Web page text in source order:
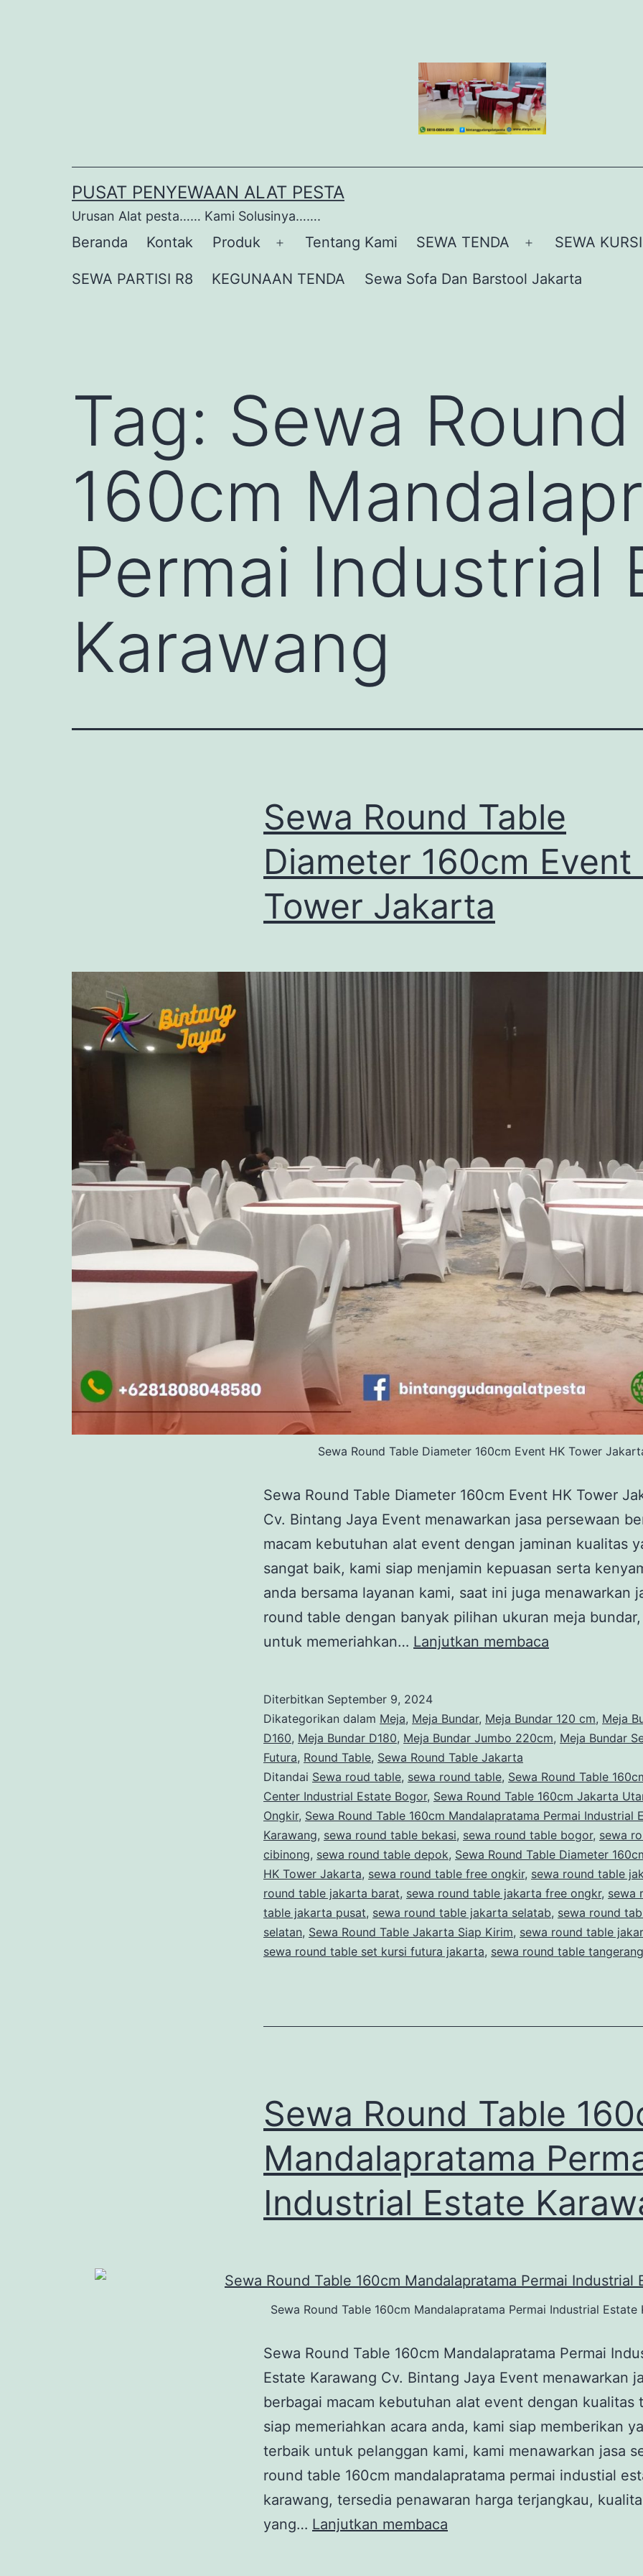
PUSAT PENYEWAAN ALAT PESTA
Urusan Alat pesta…… Kami Solusinya…….
Beranda Kontak Produk
Buka
menu
Tentang Kami SEWA TENDA
Buka
menu
SEWA KURSI
SEWA PARTISI R8 KEGUNAAN TENDA Sewa Sofa Dan Barstool Jakarta
Tag: Sewa
160cm
Permai Industrial
Karawang
Sewa Round Table
Diameter 160cm Event
Tower Jakarta
Sewa Round Table Diameter 160cm Event HK Tower
Sewa Round Table Diameter 160cm Event HK Tower
Cv. Bintang Jaya Event menawarkan jasa persewaan
macam kebutuhan alat event dengan jaminan kualitas
sangat baik, kami siap menjamin kepuasan serta
anda bersama layanan kami, saat ini juga menawarkan
round table dengan banyak pilihan ukuran meja
untuk memeriahkan… Lanjutkan membaca
Diameter
160cm
HK
Tower
Jakarta
Diterbitkan September 9, 2024
Dikategorikan dalam Meja, Meja Bundar, Meja Bundar 120 cm, Meja
D160, Meja Bundar D180, Meja Bundar Jumbo 220cm, Meja Bundar
Futura, Round Table, Sewa Round Table Jakarta
Ditandai Sewa roud table, sewa round table, Sewa Round Table
Center Industrial Estate Bogor, Sewa Round Table 160cm Jakarta
Ongkir, Sewa Round Table 160cm Mandalapratama Permai Industrial
Karawang, sewa round table bekasi, sewa round table bogor, sewa
cibinong, sewa round table depok, Sewa Round Table Diameter
HK Tower Jakarta, sewa round table free ongkir, sewa round table
round table jakarta barat, sewa round table jakarta free ongkr, sewa
table jakarta pusat, sewa round table jakarta selatab, sewa round
selatan, Sewa Round Table Jakarta Siap Kirim, sewa round table
sewa round table set kursi futura jakarta, sewa round table tangerang
Sewa Round Table
Mandalapratama
Industrial Estate
Sewa Round Table 160cm Mandalapratama Permai Industrial Estate
Sewa Round Table 160cm Mandalapratama Permai
Estate Karawang Cv. Bintang Jaya Event menawarkan
berbagai macam kebutuhan alat event dengan kualitas
siap memeriahkan acara anda, kami siap memberikan
terbaik untuk pelanggan kami, kami menawarkan jasa
round table 160cm mandalapratama permai industial
karawang, tersedia penawaran harga terjangkau,
yang… Lanjutkan membaca